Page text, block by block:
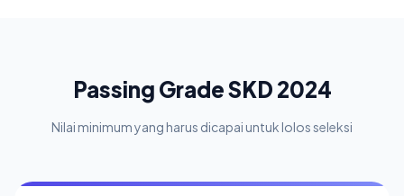
Passing Grade SKD 2024
Nilai minimum yang harus dicapai untuk lolos seleksi